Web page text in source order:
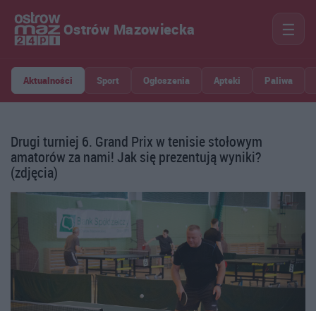
Ostrów Mazowiecka ☰
Aktualności Sport Ogłoszenia Apteki Paliwa
Drugi turniej 6. Grand Prix w tenisie stołowym
amatorów za nami! Jak się prezentują wyniki?
(zdjęcia)